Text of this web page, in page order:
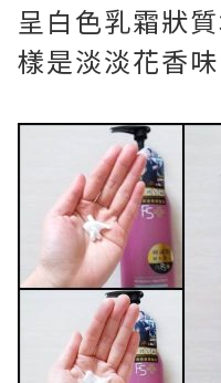
呈白色乳霜狀
樣是淡淡花香